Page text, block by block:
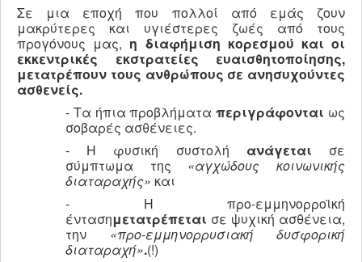
Σε μια εποχή που πολλοί από εμάς ζουν
μακρύτερες και υγιέστερες ζωές από τους
προγόνους μας, η διαφήμιση κορεσμού και οι
εκκεντρικές εκστρατείες ευαισθητοποίησης,
μετατρέπουν τους ανθρώπους σε ανησυχούντες
ασθενείς.
- Τα ήπια προβλήματαπεριγράφονται ως
σοβαρές ασθένειες.
- Η φυσική συστολή ανάγεται σε
σύμπτωμα της «αγχώδους κοινωνικής
διαταραχής» και
- Η προ-εμμηνορροϊκή
έντασημετατρέπεται σε ψυχική ασθένεια,
την «προ-εμμηνορρυσιακή δυσφορική
διαταραχή».(!)